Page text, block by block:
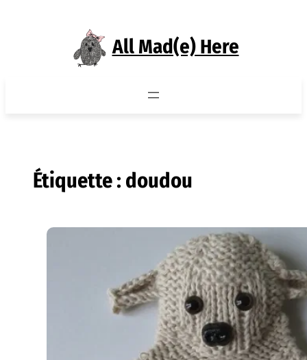
All Mad(e) Here
Étiquette : doudou